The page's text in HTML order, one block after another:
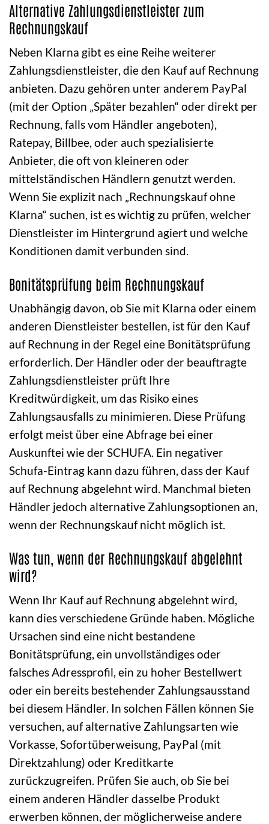
Alternative Zahlungsdienstleister zum
Rechnungskauf
Neben Klarna gibt es eine Reihe weiterer
Zahlungsdienstleister, die den Kauf auf Rechnung
anbieten. Dazu gehören unter anderem PayPal
(mit der Option „Später bezahlen“ oder direkt per
Rechnung, falls vom Händler angeboten),
Ratepay, Billbee, oder auch spezialisierte
Anbieter, die oft von kleineren oder
mittelständischen Händlern genutzt werden.
Wenn Sie explizit nach „Rechnungskauf ohne
Klarna“ suchen, ist es wichtig zu prüfen, welcher
Dienstleister im Hintergrund agiert und welche
Konditionen damit verbunden sind.
Bonitätsprüfung beim Rechnungskauf
Unabhängig davon, ob Sie mit Klarna oder einem
anderen Dienstleister bestellen, ist für den Kauf
auf Rechnung in der Regel eine Bonitätsprüfung
erforderlich. Der Händler oder der beauftragte
Zahlungsdienstleister prüft Ihre
Kreditwürdigkeit, um das Risiko eines
Zahlungsausfalls zu minimieren. Diese Prüfung
erfolgt meist über eine Abfrage bei einer
Auskunftei wie der SCHUFA. Ein negativer
Schufa-Eintrag kann dazu führen, dass der Kauf
auf Rechnung abgelehnt wird. Manchmal bieten
Händler jedoch alternative Zahlungsoptionen an,
wenn der Rechnungskauf nicht möglich ist.
Was tun, wenn der Rechnungskauf abgelehnt
wird?
Wenn Ihr Kauf auf Rechnung abgelehnt wird,
kann dies verschiedene Gründe haben. Mögliche
Ursachen sind eine nicht bestandene
Bonitätsprüfung, ein unvollständiges oder
falsches Adressprofil, ein zu hoher Bestellwert
oder ein bereits bestehender Zahlungsausstand
bei diesem Händler. In solchen Fällen können Sie
versuchen, auf alternative Zahlungsarten wie
Vorkasse, Sofortüberweisung, PayPal (mit
Direktzahlung) oder Kreditkarte
zurückzugreifen. Prüfen Sie auch, ob Sie bei
einem anderen Händler dasselbe Produkt
erwerben können, der möglicherweise andere